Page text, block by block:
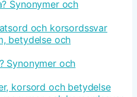
Synonymer och
och korsordssvar
betydelse och
Synonymer och
korsord och betydelse